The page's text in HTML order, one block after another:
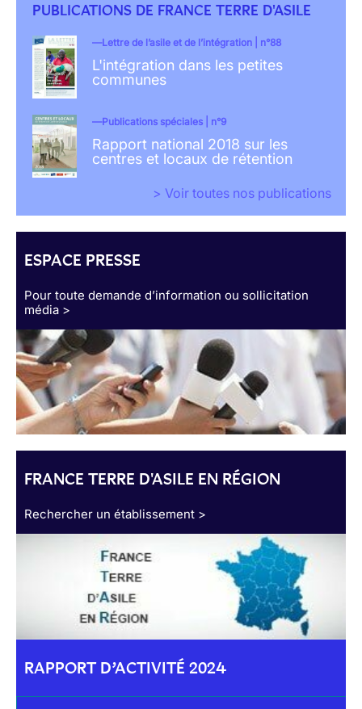
PUBLICATIONS DE FRANCE TERRE D'ASILE
Lettre de l’asile et de l’intégration | n°88
L'intégration dans les petites
communes
Publications spéciales | n°9
Rapport national 2018 sur les
centres et locaux de rétention
> Voir toutes nos publications
ESPACE PRESSE
Pour toute demande d’information ou sollicitation
média >
FRANCE TERRE D'ASILE EN RÉGION
Rechercher un établissement >
RAPPORT D’ACTIVITÉ 2024